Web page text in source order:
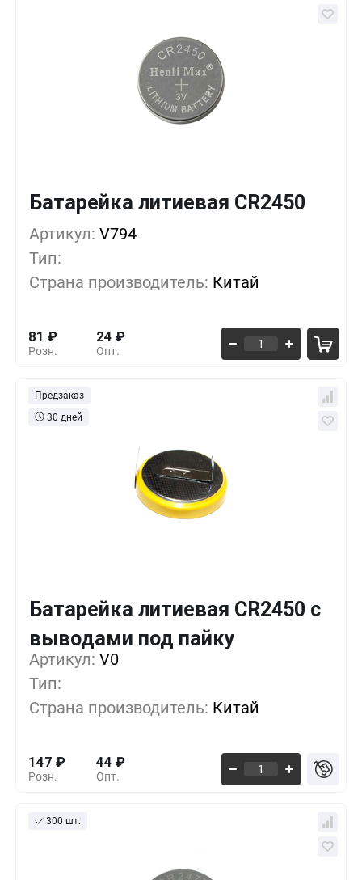
Батарейка литиевая CR2450
Артикул: V794
Тип:
Страна производитель: Китай
Розн.
81 ₽
Опт.
24 ₽
Кол-во Выгода За 1 шт.
10+ 0%
500+
1000+ -55%
Предзаказ
30 дней
Батарейка литиевая CR2450 с
выводами под пайку
Артикул: V0
Тип:
Страна производитель: Китай
Розн.
147 ₽
Опт.
44 ₽
10+
500+
1000+ -55%
300 шт.